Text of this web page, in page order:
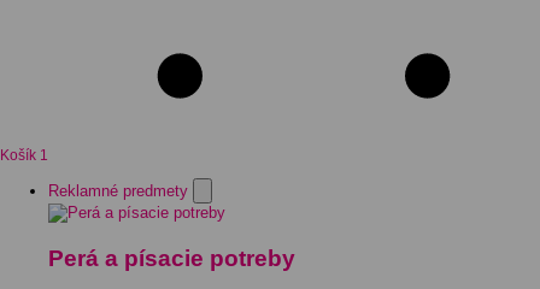
Košík 1
Reklamné predmety
Perá a písacie potreby